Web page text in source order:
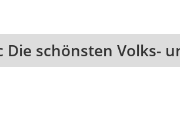
Die schönsten Volks-